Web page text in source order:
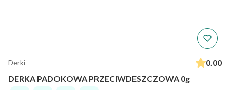
Derki
0.00
DERKA PADOKOWA PRZECIWDESZCZOWA 0g